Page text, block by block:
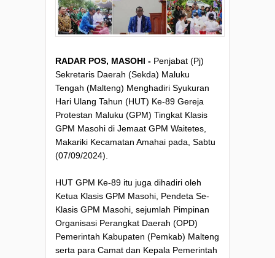
RADAR POS, MASOHI - Penjabat (Pj)
Sekretaris Daerah (Sekda) Maluku
Tengah (Malteng) Menghadiri Syukuran
Hari Ulang Tahun (HUT) Ke-89 Gereja
Protestan Maluku (GPM) Tingkat Klasis
GPM Masohi di Jemaat GPM Waitetes,
Makariki Kecamatan Amahai pada, Sabtu
(07/09/2024).
HUT GPM Ke-89 itu juga dihadiri oleh
Ketua Klasis GPM Masohi, Pendeta Se-
Klasis GPM Masohi, sejumlah Pimpinan
Organisasi Perangkat Daerah (OPD)
Pemerintah Kabupaten (Pemkab) Malteng
serta para Camat dan Kepala Pemerintah